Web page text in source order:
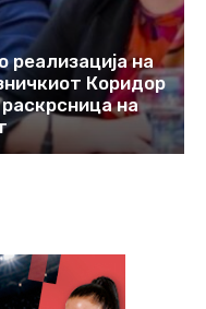
реализација на
Коридор
на